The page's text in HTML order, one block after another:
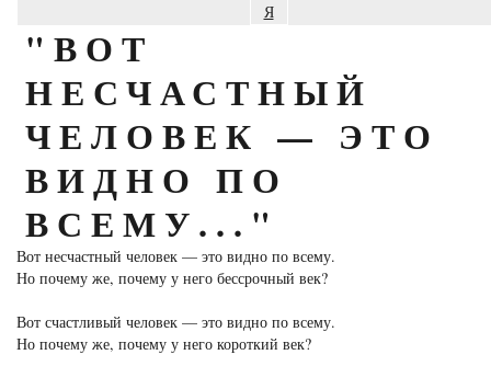
Я
"ВОТ
НЕСЧАСТНЫЙ
ЧЕЛОВЕК — ЭТО
ВИДНО ПО
ВСЕМУ..."
Вот несчастный человек — это видно по всему.
Но почему же, почему у него бессрочный век?
Вот счастливый человек — это видно по всему.
Но почему же, почему у него короткий век?